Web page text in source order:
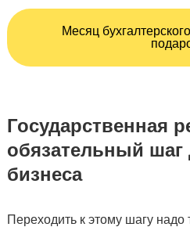
Месяц
Государственная
обязательный шаг
бизнеса
Переходить к этому шагу надо